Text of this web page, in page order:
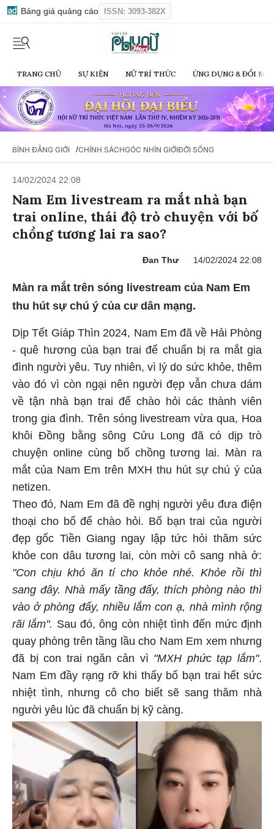
Bảng giá quảng cáo ISSN: 3093-382X
TRANG CHỦ SỰ KIỆN NỮ TRÍ THỨC ỨNG DỤNG & ĐỔI
BÌNH ĐẲNG GIỚI /CHÍNH SÁCHGÓC NHÌN GIỚIĐỜI SỐNG
14/02/2024 22:08
Nam Em livestream ra mắt nhà bạn
trai online, thái độ trò chuyện với bố
chồng tương lai ra sao?
Đan Thư 14/02/2024 22:08
Màn ra mắt trên sóng livestream của Nam Em
thu hút sự chú ý của cư dân mạng.
Dịp Tết Giáp Thìn 2024, Nam Em đã về Hải Phòng
- quê hương của bạn trai để chuẩn bị ra mắt gia
đình người yêu. Tuy nhiên, vì lý do sức khỏe, thêm
vào đó vì còn ngại nên người đẹp vẫn chưa dám
về tận nhà bạn trai để chào hỏi các thành viên
trong gia đình. Trên sóng livestream vừa qua, Hoa
khôi Đồng bằng sông Cửu Long đã có dịp trò
chuyện online cùng bố chồng tương lai. Màn ra
mắt của Nam Em trên MXH thu hút sự chú ý của
netizen.
Theo đó, Nam Em đã đề nghị người yêu đưa điện
thoại cho bố để chào hỏi. Bố bạn trai của người
đẹp gốc Tiền Giang ngay lập tức hỏi thăm sức
khỏe con dâu tương lai, còn mời cô sang nhà ở:
"Con chịu khó ăn tí cho khỏe nhé. Khỏe rồi thì
sang đây. Nhà mấy tầng đấy, thích phòng nào thì
vào ở phòng đấy, nhiều lắm con ạ, nhà mình rộng
rãi lắm". Sau đó, ông còn nhiệt tình đến mức định
quay phòng trên tầng lầu cho Nam Em xem nhưng
đã bị con trai ngăn cản vì "MXH phức tạp lắm".
Nam Em đầy rạng rỡ khi thấy bố bạn trai hết sức
nhiệt tình, nhưng cô cho biết sẽ sang thăm nhà
người yêu lúc đã chuẩn bị kỹ càng.